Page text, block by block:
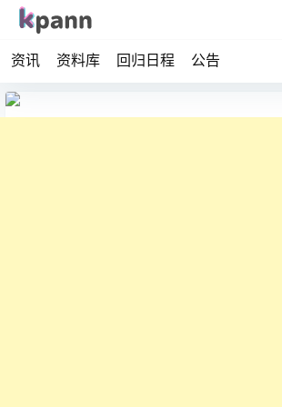
资讯 资料库 回归日程 公告